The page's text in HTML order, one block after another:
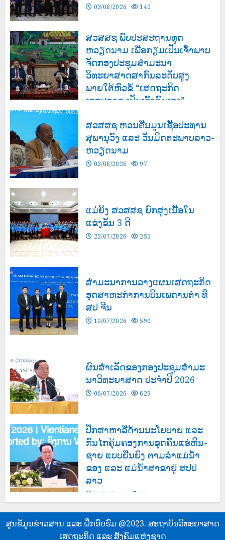
03/08/2026 140
ສວສສຊ ພົບປະສະຖານທູດ
ຫວຽດນາມ ເພື່ອກຽມເປັນເຈົ້າພາບ
ຈັດກອງປະຊຸມສຳມະນາ
ວິທະຍາສາດສາກົນລະດັບສູງ
ພາຍໃຕ້ຫົວຂໍ້ “ເສດຖະກິດ
ເອກະລາດ ເປັນເຈົ້າຕົນເອງ”
ສວສສຊ ຫວນຄືນມູນເຊື້ອປະທານ
ສຸພານຸວົງ ແລະ ວັນມິດຕະພາບລາວ-
ຫວຽດນາມ
03/08/2026 97
ແມ່ຍິງ ສວສສຊ ຍົກສູງເນື້ອໃນ
ແຂ່ງຂັນ 3 ດີ
22/07/2026 255
ສຳມະນາການວາງແຜນເສດຖະກິດ
ອຸດສາຫະກຳການບິນເພດານຕ່ຳ ທີ່
ສປ ຈີນ
10/07/2026 590
ຜົນສໍາເລັດຂອງກອງປະຊຸມສຳມະ
ນາວິທະຍາສາດ ປະຈຳປີ 2026
06/07/2026 629
ປຶກສາຫາລືດ້ານນະໂຍບາຍ ແລະ
ກົນໄກຄຸ້ມຄອງການຂຸດຄົ້ນແຮ່ຫີນ-
ຊາຍ ແບບຍືນຍົງ ຕາມລຳແມ່ນໍ້າ
ຂອງ ແລະ ແມ່ນໍ້າສາຂາຢູ່ ສປປ
ລາວ
24/06/2026 551
ສູນຂໍ້ມູນຂ່າວສານ ແລະ ຝຶກອົບຮົມ @2023. ສະຖາບັນວິທະຍາສາດ
ເສດຖະກິດ ແລະ ສັງຄົມແຫ່ງຊາດ